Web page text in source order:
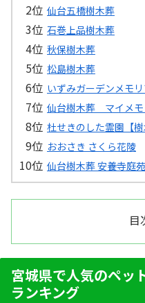
仙台五橋樹木葬
石巻上品樹木葬
秋保樹木葬
松島樹木葬
いずみガーデンメモ
仙台樹木葬 マイメモ
杜せきのした霊園【樹
おおさき さくら花陵
仙台樹木葬 安養寺庭苑
目
宮城県で人気のペッ
ランキング